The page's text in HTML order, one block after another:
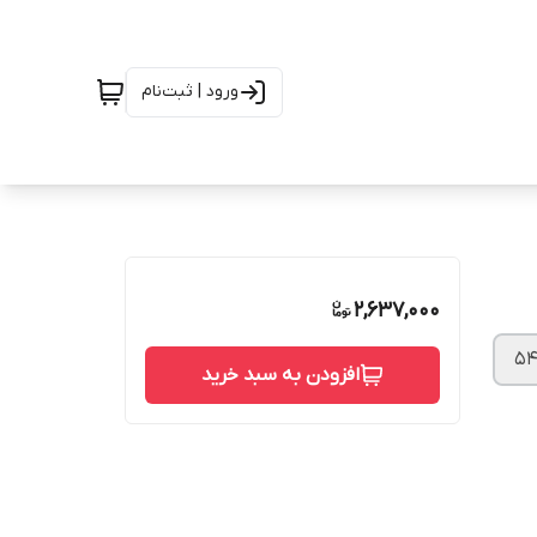
ورود | ثبت‌نام
۵۴
2,637,000
افزودن به سبد خرید